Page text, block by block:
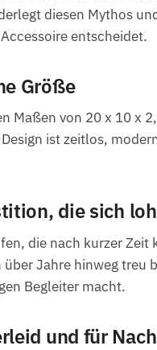
diesen Mythos
entscheidet.
Größe
Maßen von 20 x 10 x
ist zeitlos,
die sich
die nach kurzer Zeit
Jahre hinweg treu
Begleiter macht.
und für